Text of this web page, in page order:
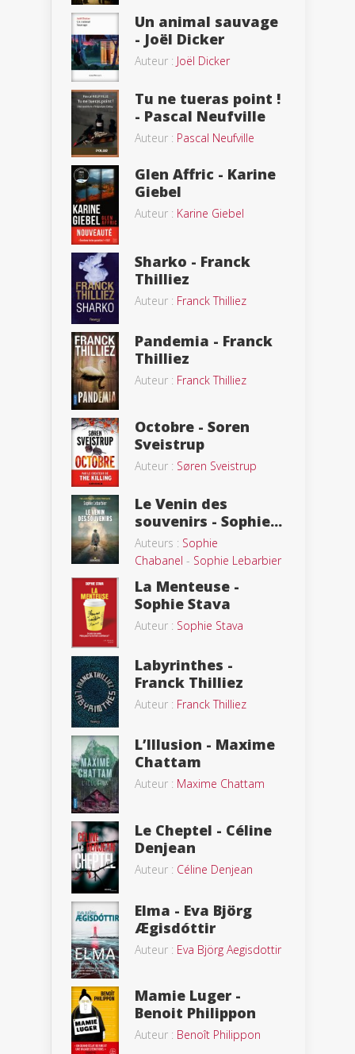
Un animal sauvage
- Joël Dicker
Auteur : Joël Dicker
Tu ne tueras point !
- Pascal Neufville
Auteur : Pascal Neufville
Glen Affric - Karine
Giebel
Auteur : Karine Giebel
Sharko - Franck
Thilliez
Auteur : Franck Thilliez
Pandemia - Franck
Thilliez
Auteur : Franck Thilliez
Octobre - Soren
Sveistrup
Auteur : Søren Sveistrup
Le Venin des
souvenirs - Sophie...
Auteurs : Sophie
Chabanel - Sophie Lebarbier
La Menteuse -
Sophie Stava
Auteur : Sophie Stava
Labyrinthes -
Franck Thilliez
Auteur : Franck Thilliez
L’Illusion - Maxime
Chattam
Auteur : Maxime Chattam
Le Cheptel - Céline
Denjean
Auteur : Céline Denjean
Elma - Eva Björg
Ægisdóttir
Auteur : Eva Björg Aegisdottir
Mamie Luger -
Benoit Philippon
Auteur : Benoît Philippon